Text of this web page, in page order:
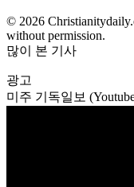
© 2026
without permission.
많이 본 기사
광고
미주 기독일보